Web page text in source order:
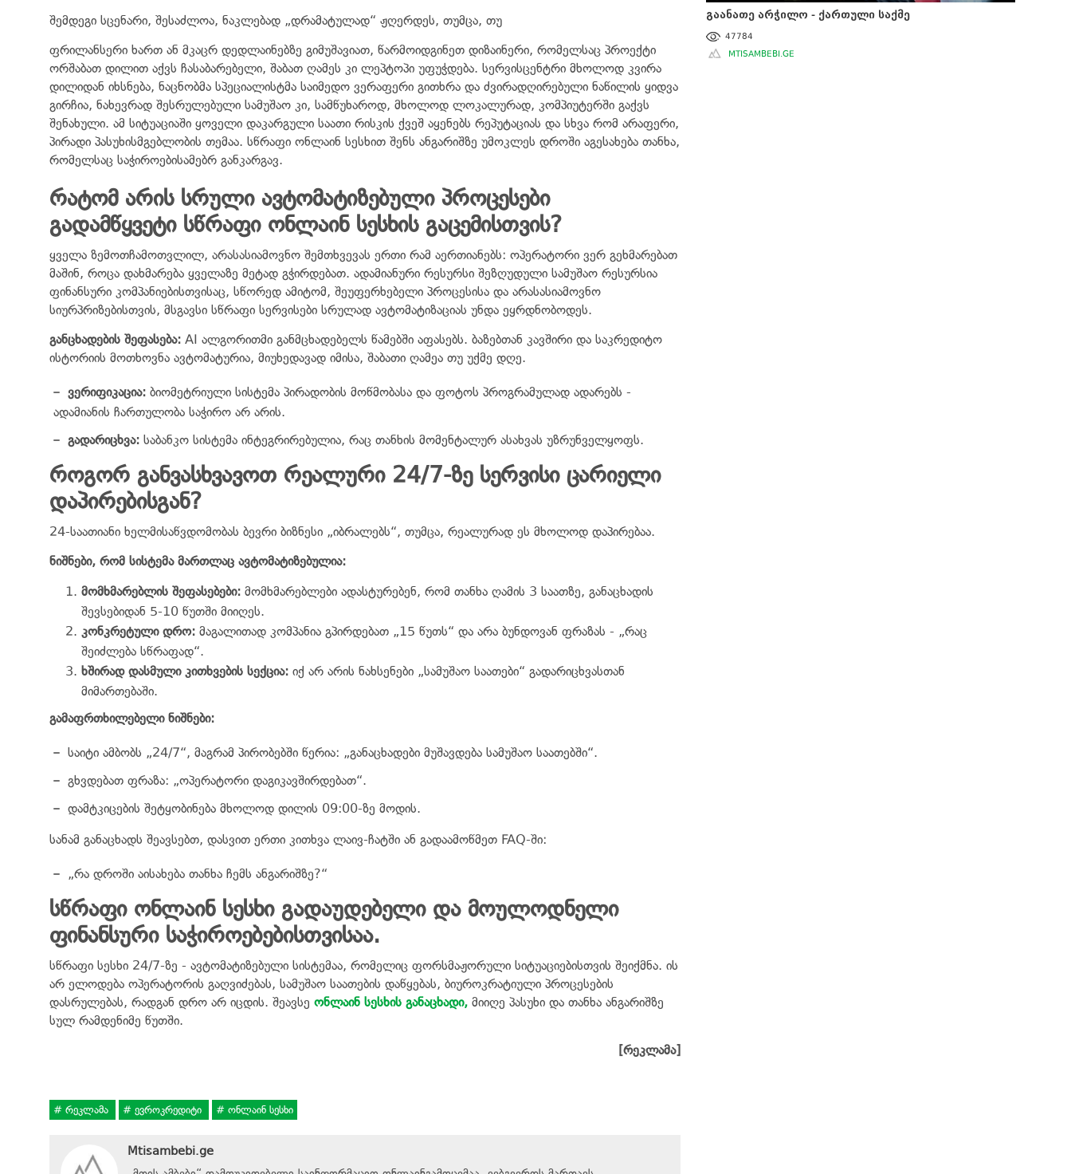
შემდეგი სცენარი, შესაძლოა, ნაკლებად „დრამატულად“ ჟღერდეს, თუმცა, თუ
ფრილანსერი ხართ ან მკაცრ დედლაინებზე გიმუშავიათ, წარმოიდგინეთ დიზაინერი, რომელსაც პროექტი
ორშაბათ დილით აქვს ჩასაბარებელი, შაბათ ღამეს კი ლეპტოპი უფუჭდება. სერვისცენტრი მხოლოდ კვირა
დილიდან იხსნება, ნაცნობმა სპეციალისტმა საიმედო ვერაფერი გითხრა და ძვირადღირებული ნაწილის ყიდვა
გირჩია, ნახევრად შესრულებული სამუშაო კი, სამწუხაროდ, მხოლოდ ლოკალურად, კომპიუტერში გაქვს
შენახული. ამ სიტუაციაში ყოველი დაკარგული საათი რისკის ქვეშ აყენებს რეპუტაციას და სხვა რომ არაფერი,
პირადი პასუხისმგებლობის თემაა. სწრაფი ონლაინ სესხით შენს ანგარიშზე უმოკლეს დროში აგესახება თანხა,
რომელსაც საჭიროებისამებრ განკარგავ.
რატომ არის სრული ავტომატიზებული პროცესები
გადამწყვეტი სწრაფი ონლაინ სესხის გაცემისთვის?
ყველა ზემოთჩამოთვლილ, არასასიამოვნო შემთხვევას ერთი რამ აერთიანებს: ოპერატორი ვერ გეხმარებათ
მაშინ, როცა დახმარება ყველაზე მეტად გჭირდებათ. ადამიანური რესურსი შეზღუდული სამუშაო რესურსია
ფინანსური კომპანიებისთვისაც, სწორედ ამიტომ, შეუფერხებელი პროცესისა და არასასიამოვნო
სიურპრიზებისთვის, მსგავსი სწრაფი სერვისები სრულად ავტომატიზაციას უნდა ეყრდნობოდეს.
განცხადების შეფასება: AI ალგორითმი განმცხადებელს წამებში აფასებს. ბაზებთან კავშირი და საკრედიტო
ისტორიის მოთხოვნა ავტომატურია, მიუხედავად იმისა, შაბათი ღამეა თუ უქმე დღე.
ვერიფიკაცია: ბიომეტრიული სისტემა პირადობის მოწმობასა და ფოტოს პროგრამულად ადარებს -
ადამიანის ჩართულობა საჭირო არ არის.
გადარიცხვა: საბანკო სისტემა ინტეგრირებულია, რაც თანხის მომენტალურ ასახვას უზრუნველყოფს.
როგორ განვასხვავოთ რეალური 24/7-ზე სერვისი ცარიელი
დაპირებისგან?
24-საათიანი ხელმისაწვდომობას ბევრი ბიზნესი „იბრალებს“, თუმცა, რეალურად ეს მხოლოდ დაპირებაა.
ნიშნები, რომ სისტემა მართლაც ავტომატიზებულია:
მომხმარებლის შეფასებები: მომხმარებლები ადასტურებენ, რომ თანხა ღამის 3 საათზე, განაცხადის
შევსებიდან 5-10 წუთში მიიღეს.
კონკრეტული დრო: მაგალითად კომპანია გპირდებათ „15 წუთს“ და არა ბუნდოვან ფრაზას - „რაც
შეიძლება სწრაფად“.
ხშირად დასმული კითხვების სექცია: იქ არ არის ნახსენები „სამუშაო საათები“ გადარიცხვასთან
მიმართებაში.
გამაფრთხილებელი ნიშნები:
საიტი ამბობს „24/7“, მაგრამ პირობებში წერია: „განაცხადები მუშავდება სამუშაო საათებში“.
გხვდებათ ფრაზა: „ოპერატორი დაგიკავშირდებათ“.
დამტკიცების შეტყობინება მხოლოდ დილის 09:00-ზე მოდის.
სანამ განაცხადს შეავსებთ, დასვით ერთი კითხვა ლაივ-ჩატში ან გადაამოწმეთ FAQ-ში:
„რა დროში აისახება თანხა ჩემს ანგარიშზე?“
სწრაფი ონლაინ სესხი გადაუდებელი და მოულოდნელი
ფინანსური საჭიროებებისთვისაა.
სწრაფი სესხი 24/7-ზე - ავტომატიზებული სისტემაა, რომელიც ფორსმაჟორული სიტუაციებისთვის შეიქმნა. ის
არ ელოდება ოპერატორის გაღვიძებას, სამუშაო საათების დაწყებას, ბიუროკრატიული პროცესების
დასრულებას, რადგან დრო არ იცდის. შეავსე ონლაინ სესხის განაცხადი, მიიღე პასუხი და თანხა ანგარიშზე
სულ რამდენიმე წუთში.
[რეკლამა]
რეკლამა ევროკრედიტი ონლაინ სესხი
Mtisambebi.ge
გაანათე არჭილო - ქართული საქმე
47784
MTISAMBEBI.GE